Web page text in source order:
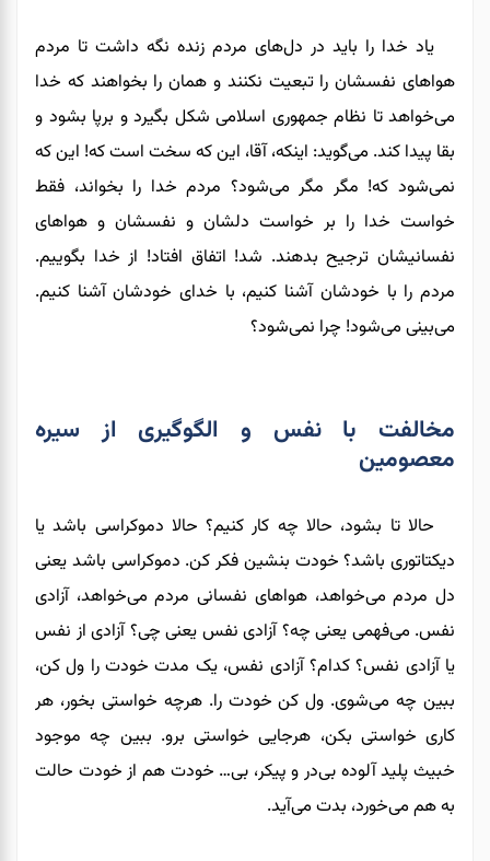
یاد خدا را باید در دل‌های مردم زنده نگه داشت تا مردم
هواهای نفسشان را تبعیت نکنند و همان را بخواهند که خدا
می‌خواهد تا نظام جمهوری اسلامی شکل بگیرد و برپا بشود و
بقا پیدا کند. می‌گوید: اینکه، آقا، این که سخت است که! این که
نمی‌شود که! مگر مگر می‌شود؟ مردم خدا را بخواند، فقط
خواست خدا را بر خواست دلشان و نفسشان و هواهای
نفسانیشان ترجیح بدهند. شد! اتفاق افتاد! از خدا بگوییم.
مردم را با خودشان آشنا کنیم، با خدای خودشان آشنا کنیم.
می‌بینی می‌شود! چرا نمی‌شود؟
مخالفت با نفس و الگوگیری از سیره
معصومین
حالا تا بشود، حالا چه کار کنیم؟ حالا دموکراسی باشد یا
دیکتاتوری باشد؟ خودت بنشین فکر کن. دموکراسی باشد یعنی
دل مردم می‌خواهد، هواهای نفسانی مردم می‌خواهد، آزادی
نفس. می‌فهمی یعنی چه؟ آزادی نفس یعنی چی؟ آزادی از نفس
یا آزادی نفس؟ کدام؟ آزادی نفس، یک مدت خودت را ول کن،
ببین چه می‌شوی. ول کن خودت را. هرچه خواستی بخور، هر
کاری خواستی بکن، هرجایی خواستی برو. ببین چه موجود
خبیث پلید آلوده بی‌در و پیکر، بی… خودت هم از خودت حالت
به هم می‌خورد، بدت می‌آید.